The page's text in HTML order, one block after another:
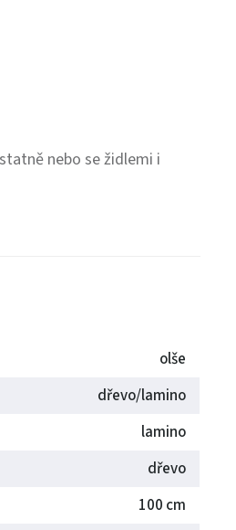
nebo se židlemi i
olše
dřevo/lamino
lamino
dřevo
100 cm